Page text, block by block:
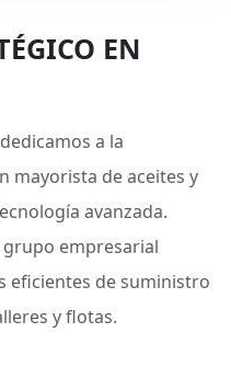
EN
a la
mayorista de aceites y
avanzada.
empresarial
eficientes de suministro
y flotas.